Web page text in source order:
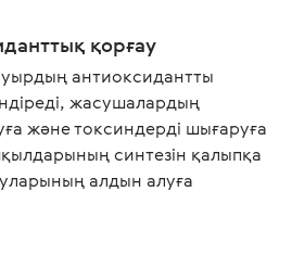
қорғау
антиоксидантты
жасушалардың
және токсиндерді шығаруға
синтезін қалыпқа
алдын алуға